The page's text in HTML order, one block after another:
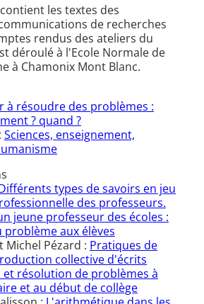
les textes des
de recherches
rendus des ateliers du
déroulé à l'Ecole Normale de
à Chamonix Mont Blanc.
à résoudre des problèmes :
? quand ?
Sciences, enseignement,
types de savoirs en jeu
des professeurs.
jeune professeur des écoles :
aux élèves
Michel Pézard : Pratiques de
collective d'écrits
résolution de problèmes à
et au début de collège